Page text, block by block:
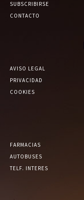
SUBSCRIBIRSE
CONTACTO
AVISO LEGAL
PRIVACIDAD
COOKIES
FARMACIAS
AUTOBUSES
TELF. INTERES